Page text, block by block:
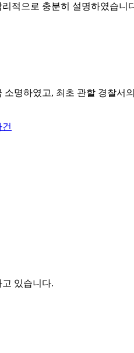
적으로 충분히 설명하였습니
명하였고, 최초 관할 경찰
있습니다.